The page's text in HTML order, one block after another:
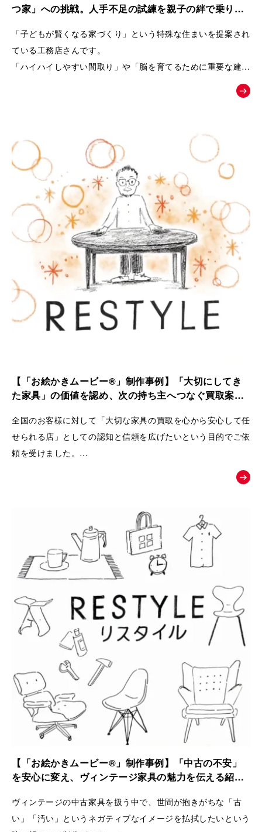
また、商品の魅力を一方的に伝えるのではなく、友人との会話
納得しながら家づくりを進めていく流れを描くことで、企業へ
の信頼感も醸成できるよう設計しています。
終盤では、実際のお客様の声や、会社の理念・アフターメンテ
「住むだけで家族が健やかに暮らせる家とは何か」
という価値を物語を通して伝え、共感した方が「まずは勉強会
へ参加してみよう」と自然に行動したくなることを目指した
「お絵かきムービー®︎」です。
つ家」への挑戦。人手不足の試練を親子の絆で乗り越
「子どもが賢くなる家づくり」という特殊な住まいを提案され
ている工務店さんです。
「ハイハイしやすい間取り」や「脳を育てるために重要な建材
世間一般ではまだ認知されていないことを、わかりやすくお客
【「お絵かきムービー®」制作事例】「大切にしてき
た家具」の価値を認め、次の持ち主へつなぐ買取案内
全国のお客様に対して「大切な家具の買取を心から安心して任
せられる店」としての認知と信頼を広げたいという目的でご依
頼を受けました。
ただの中古品として買い叩くのではなく、家具が持つ歴史やお
りとおもてなしの姿勢を広く理解してもらうために動画が制作
【「お絵かきムービー®」制作事例】「中古の不安」
を安心に変え、ヴィンテージ家具の魅力を伝える紹介
ヴィンテージの中古家具を扱う中で、世間が抱きがちな「古
い」「汚い」というネガティブなイメージを払拭したいという